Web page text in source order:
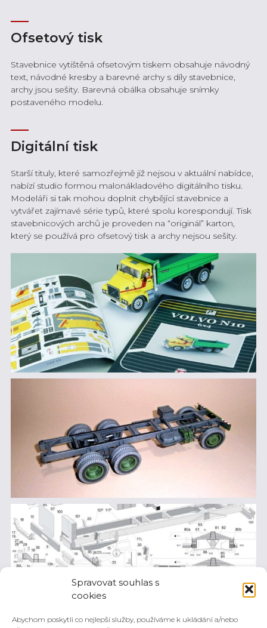
Spravovat souhlas s
cookies
Abychom poskytli co nejlepší služby, používáme k ukládání a/nebo
Ofsetový tisk
Stavebnice vytištěná ofsetovým tiskem obsahuje návodný
text, návodné kresby a barevné archy s díly stavebnice,
archy jsou sešity. Barevná obálka obsahuje snímky
postaveného modelu.
Digitální tisk
Starší tituly, které samozřejmě již nejsou v aktuální nabídce,
nabízí studio formou malonákladového digitálního tisku.
Modeláři si tak mohou doplnit chybějící stavebnice a
vytvářet zajímavé série typů, které spolu korespondují. Tisk
stavebnicových archů je proveden na “originál” karton,
který se používá pro ofsetový tisk a archy nejsou sešity.